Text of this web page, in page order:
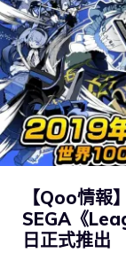
【Qoo情報
SEGA《
日正式推出